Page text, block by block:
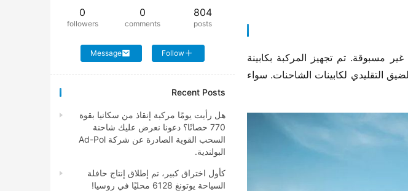
804
posts
0
comments
0
followers
Follow
Message
Recent Posts
هل رأيت يومًا مركبة إنقاذ من سكانيا بقوة
770 حصانًا؟ دعونا نعرض عليك شاحنة
السحب القوية الصادرة عن شركة Ad-Pol
البولندية.
كأول اختراق كبير، تم إطلاق إنتاج حافلة
السياحة يوتونغ 6128 محليًا في روسيا!